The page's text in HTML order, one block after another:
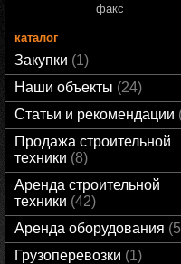
факс
каталог
Закупки
1
Наши объекты
24
Статьи и рекомендации
Продажа строительной
техники 8
Аренда строительной
техники 42
Аренда оборудования
5
Грузоперевозки
1